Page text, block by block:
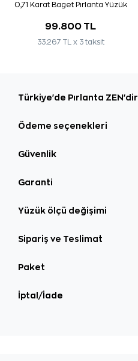
0,71 Karat Baget Pırlanta Yüzük
99.800 TL
33.267 TL x 3 taksit
Türkiye'de Pırlanta ZEN'dir
Ödeme seçenekleri
Güvenlik
Garanti
Yüzük ölçü değişimi
Sipariş ve Teslimat
Paket
İptal/İade